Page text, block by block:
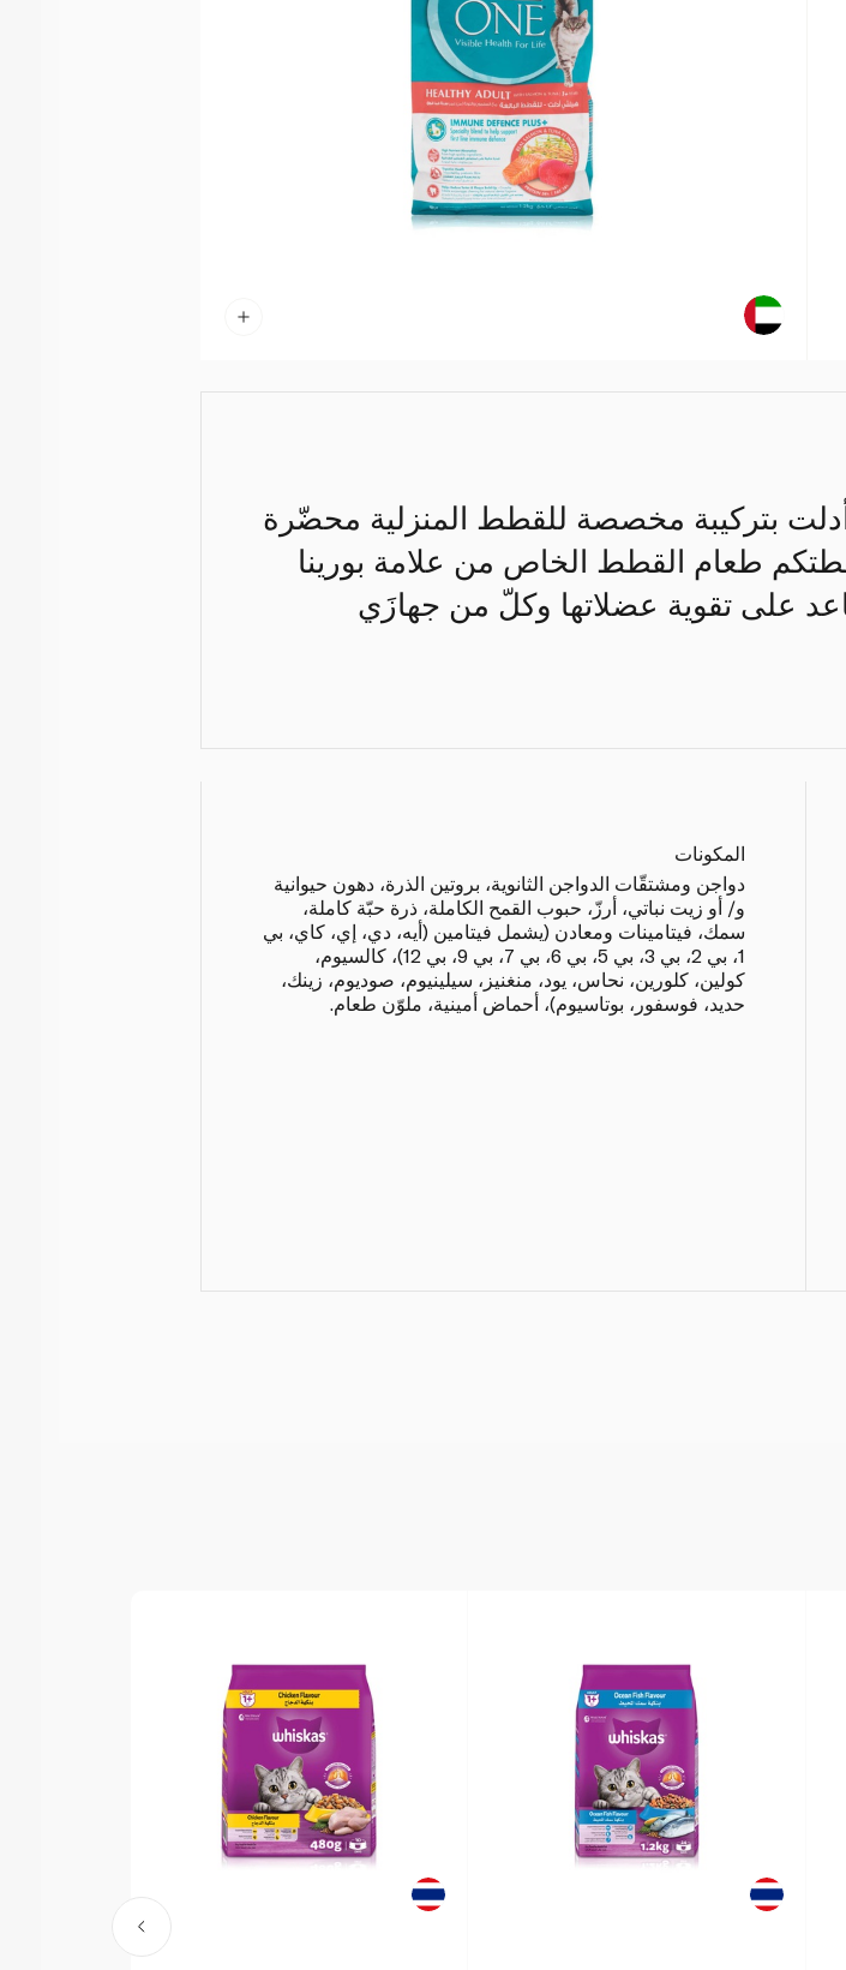
بتركيبة مخصصة للقطط المنزلية محضّرة
طعام القطط الخاص من علامة بورينا
على تقوية عضلاتها وكلّ من جهازَي
المكونات
دواجن ومشتقّات الدواجن الثانوية، بروتين الذرة، دهون حيوانية
و/ أو زيت نباتي، أرزّ، حبوب القمح الكاملة، ذرة حبّة كاملة،
سمك، فيتامينات ومعادن (يشمل فيتامين (أيه، دي، إي، كاي، بي
1، بي 2، بي 3، بي 5، بي 6، بي 7، بي 9، بي 12)، كالسيوم،
كولين، كلورين، نحاس، يود، منغنيز، سيلينيوم، صوديوم، زينك،
حديد، فوسفور، بوتاسيوم)، أحماض أمينية، ملوّن طعام.